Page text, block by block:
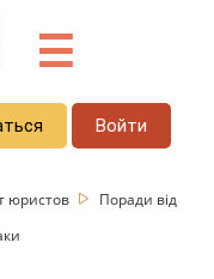
☰
Войти
юристов
Поради від